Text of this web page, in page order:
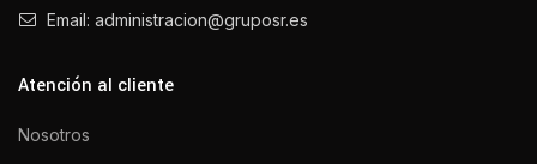
Email: administracion@gruposr.es
Atención al cliente
Nosotros